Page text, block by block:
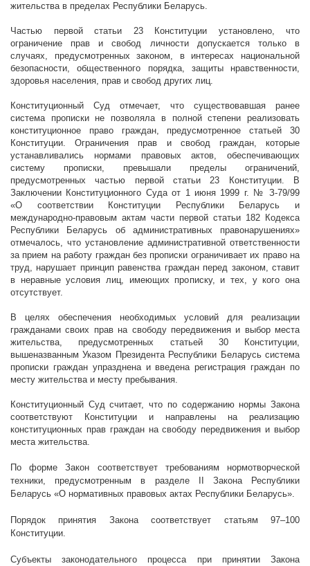
жительства в пределах Республики Беларусь.
Частью первой статьи 23 Конституции установлено, что
ограничение прав и свобод личности допускается только в
случаях, предусмотренных законом, в интересах национальной
безопасности, общественного порядка, защиты нравственности,
здоровья населения, прав и свобод других лиц.
Конституционный Суд отмечает, что существовавшая ранее
система прописки не позволяла в полной степени реализовать
конституционное право граждан, предусмотренное статьей 30
Конституции. Ограничения прав и свобод граждан, которые
устанавливались нормами правовых актов, обеспечивающих
систему прописки, превышали пределы ограничений,
предусмотренных частью первой статьи 23 Конституции. В
Заключении Конституционного Суда от 1 июня 1999 г. № З-79/99
«О соответствии Конституции Республики Беларусь и
международно-правовым актам части первой статьи 182 Кодекса
Республики Беларусь об административных правонарушениях»
отмечалось, что установление административной ответственности
за прием на работу граждан без прописки ограничивает их право на
труд, нарушает принцип равенства граждан перед законом, ставит
в неравные условия лиц, имеющих прописку, и тех, у кого она
отсутствует.
В целях обеспечения необходимых условий для реализации
гражданами своих прав на свободу передвижения и выбор места
жительства, предусмотренных статьей 30 Конституции,
вышеназванным Указом Президента Республики Беларусь система
прописки граждан упразднена и введена регистрация граждан по
месту жительства и месту пребывания.
Конституционный Суд считает, что по содержанию нормы Закона
соответствуют Конституции и направлены на реализацию
конституционных прав граждан на свободу передвижения и выбор
места жительства.
По форме Закон соответствует требованиям нормотворческой
техники, предусмотренным в разделе
Закона Республики
Беларусь «О нормативных правовых актах Республики Беларусь».
Порядок принятия Закона соответствует статьям 97–100
Конституции.
Субъекты законодательного процесса при принятии Закона